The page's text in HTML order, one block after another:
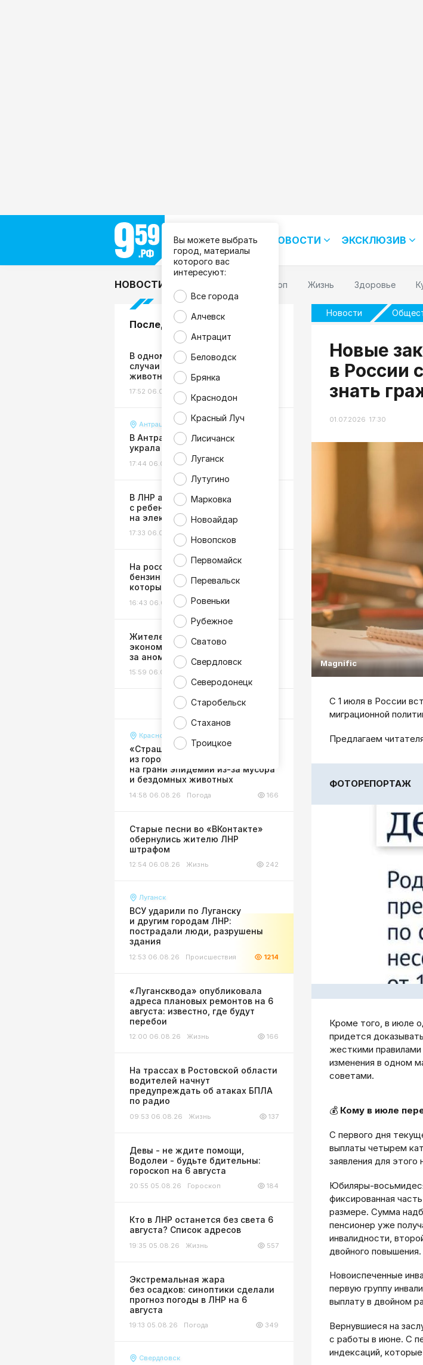
Все города
Вы можете выбрать
город, материалы
которого вас
интересуют:
Все города
Алчевск
Антрацит
Беловодск
Брянка
Краснодон
Красный Луч
Лисичанск
Луганск
Лутугино
Марковка
Новоайдар
Новопсков
Первомайск
Перевальск
Ровеньки
Рубежное
Сватово
Свердловск
Северодонецк
Старобельск
Стаханов
Троицкое
НОВОСТИ ЭКСКЛЮЗИВ
НОВОСТИ Гороскоп Жизнь Здоровье
Последние новости
В одном из районов ЛНР выявили
случаи бешенства у домашних
животных
17:52 06.08.26
Антрацит
В Антраците пожилая женщина
украла у подростка телефон
17:44 06.08.26 Общество
В ЛНР автомобиль сбил женщину
с ребенком
на электровелосипеде
17:33 06.08.26
На российских АЗС появится
бензин более низкого класса,
который грозит поломкой авто
16:43 06.08.26 Жизнь
Жителей ЛНР попросили
экономить электроэнергию из-
за аномальной жары
15:59 06.08.26
Краснодон
«Страшно выйти на улицу»: один
из городов ЛНР находится
на грани эпидемии из-за мусора
и бездомных животных
14:58 06.08.26 Погода 166
Старые песни во «ВКонтакте»
обернулись жителю ЛНР
штрафом
12:54 06.08.26 Жизнь 242
Луганск
ВСУ ударили по Луганску
и другим городам ЛНР:
пострадали люди, разрушены
здания
12:53 06.08.26 Происшествия 1214
«Лугансквода» опубликовала
адреса плановых ремонтов на 6
августа: известно, где будут
перебои
12:00 06.08.26 Жизнь 166
На трассах в Ростовской области
водителей начнут
предупреждать об атаках БПЛА
по радио
09:53 06.08.26 Жизнь 137
Девы - не ждите помощи,
Водолеи - будьте бдительны:
гороскоп на 6 августа
20:55 05.08.26 Гороскоп 184
Кто в ЛНР останется без света 6
августа? Список адресов
19:35 05.08.26 Жизнь 557
Экстремальная жара
без осадков: синоптики сделали
прогноз погоды в ЛНР на 6
августа
19:13 05.08.26 Погода 349
Свердловск
Новости
Новые
в России
знать
01.07.2026 17:30
Magnific
С 1 июля в России
миграционной
Предлагаем
ФОТОРЕПОРТАЖ
Кроме того, в июле
придется
жесткими
изменения в одном
советами.
💰 Кому в июле
С первого дня
выплаты четырем
заявления для
Юбиляры-
фиксированная
размере. Сумма
пенсионер уже
инвалидности,
двойного повышения.
Новоиспеченные
первую группу
выплату в двойном
Вернувшиеся на
с работы в июне. С
индексаций,